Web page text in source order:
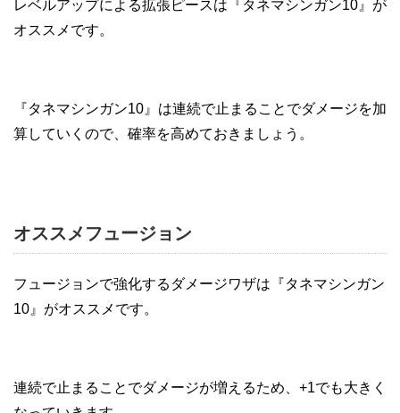
レベルアップによる拡張ピースは『タネマシンガン10』が
オススメです。
『タネマシンガン10』は連続で止まることでダメージを加
算していくので、確率を高めておきましょう。
オススメフュージョン
フュージョンで強化するダメージワザは『タネマシンガン
10』がオススメです。
連続で止まることでダメージが増えるため、+1でも大きく